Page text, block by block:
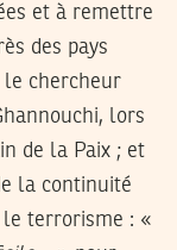
et à remettre
des pays
le chercheur
lors
de la Paix ; et
la continuité
terrorisme : «